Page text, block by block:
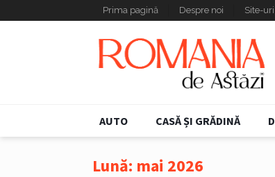
Prima pagină Despre noi Site-
AUTO CASĂ ȘI GRĂDINĂ
Lună: mai 2026